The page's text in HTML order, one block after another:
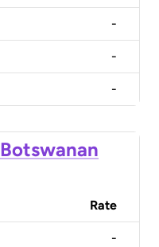
-
-
-
Botswanan
Rate
-